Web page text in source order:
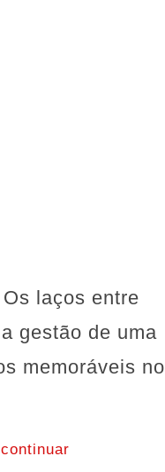
laços entre
gestão de uma
memoráveis no